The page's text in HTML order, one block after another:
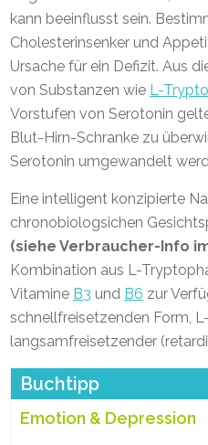
kann beeinflusst sein.
Cholesterinsenker und
Ursache für ein Defizit. Aus
von Substanzen wie L-
Vorstufen von Serotonin
Blut-Hirn-Schranke zu
Serotonin umgewandelt
Eine intelligent konzipierte
chronobiologsichen
(siehe Verbraucher-Info
Kombination aus L-
Vitamine B3 und B6 zur
schnellfreisetzenden Form,
langsamfreisetzender
Buchtipp
Emotion & Depression